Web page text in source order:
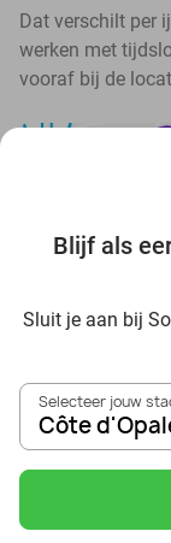
Blijf als
Sluit je aan bij
Selecteer jouw
Côte
Dat verschilt per
werken met
vooraf bij de
Ontdek
Voordelig
Visitez Eauzone